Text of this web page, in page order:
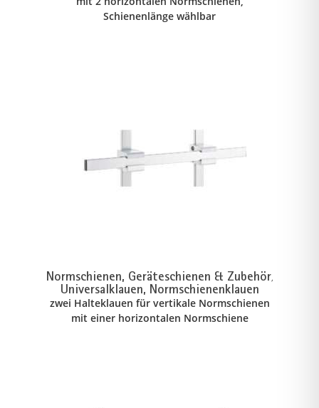
Schienenlänge wählbar
Normschienen, Geräteschienen & Zubehör,
Universalklauen, Normschienenklauen
zwei Halteklauen für vertikale Normschienen
mit einer horizontalen Normschiene